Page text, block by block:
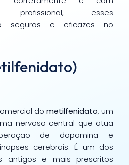
profissional, esses
seguros e eficazes no
do metilfenidato, um
nervoso central que atua
de dopamina e
cerebrais. É um dos
antigos e mais prescritos